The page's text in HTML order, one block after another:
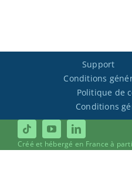
Support
Conditions
Politique de
Conditions
Créé et hébergé en France à